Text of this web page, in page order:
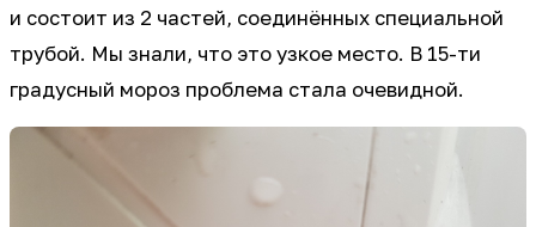
и состоит из 2 частей, соединённых специальной
трубой. Мы знали, что это узкое место. В 15-ти
градусный мороз проблема стала очевидной.